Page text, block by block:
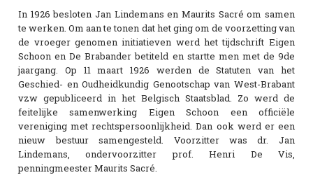
In 1926 besloten Jan Lindemans en Maurits Sacré om samen
te werken. Om aan te tonen dat het ging om de voorzetting van
de vroeger genomen initiatieven werd het tijdschrift Eigen
Schoon en De Brabander betiteld en startte men met de 9de
jaargang. Op 11 maart 1926 werden de Statuten van het
Geschied- en Oudheidkundig Genootschap van West-Brabant
vzw gepubliceerd in het Belgisch Staatsblad. Zo werd de
feitelijke samenwerking Eigen Schoon een officiële
vereniging met rechtspersoonlijkheid. Dan ook werd er een
nieuw bestuur samengesteld. Voorzitter was dr. Jan
Lindemans, ondervoorzitter prof. Henri De Vis,
penningmeester Maurits Sacré.